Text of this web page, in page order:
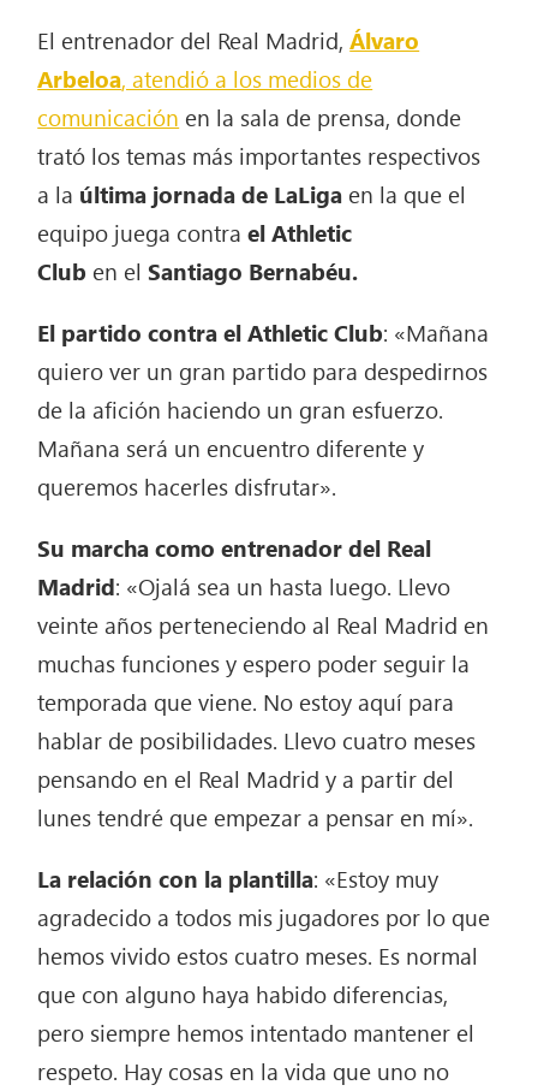
El entrenador del Real Madrid,Álvaro
Arbeloa, atendió a los medios de
comunicación en la sala de prensa, donde
trató los temas más importantes respectivos
a la última jornada de LaLiga en la que el
equipo juega contrael Athletic
Club en el Santiago Bernabéu.
El partido contra el Athletic Club: «Mañana
quiero ver un gran partido para despedirnos
de la afición haciendo un gran esfuerzo.
Mañana será un encuentro diferente y
queremos hacerles disfrutar».
Su marcha como entrenador del Real
Madrid: «Ojalá sea un hasta luego. Llevo
veinte años perteneciendo al Real Madrid en
muchas funciones y espero poder seguir la
temporada que viene. No estoy aquí para
hablar de posibilidades. Llevo cuatro meses
pensando en el Real Madrid y a partir del
lunes tendré que empezar a pensar en mí».
La relación con la plantilla: «Estoy muy
agradecido a todos mis jugadores por lo que
hemos vivido estos cuatro meses. Es normal
que con alguno haya habido diferencias,
pero siempre hemos intentado mantener el
respeto. Hay cosas en la vida que uno no